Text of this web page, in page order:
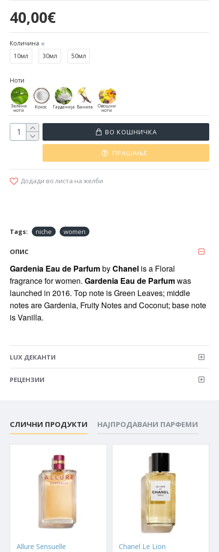
40,00€
Количина
10мл
30мл 50мл
Ноти
Зелени
ноти
Кокос Гарденија Ванила Овошни
ноти
ВО КОШНИЧКА
ПРАШАЊЕ
Додади во листа на желби
Tags: niche women
ОПИС
Gardenia Eau de ParfumbyChanel is a Floral
fragrance for women. Gardenia Eau de Parfumwas
launched in 2016. Top note is Green Leaves; middle
notes are Gardenia, Fruity Notes and Coconut; base note
is Vanilla.
LUX ДЕКАНТИ
РЕЦЕНЗИИ
СЛИЧНИ ПРОДУКТИ НАЈПРОДАВАНИ ПАРФЕМИ
Allure Sensuelle Chanel Le Lion